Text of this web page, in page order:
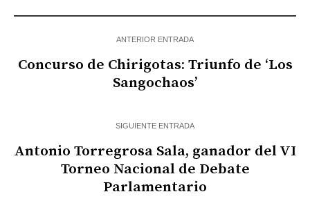
ANTERIOR ENTRADA
Concurso de Chirigotas: Triunfo de ‘Los
Sangochaos’
SIGUIENTE ENTRADA
Antonio Torregrosa Sala, ganador del VI
Torneo Nacional de Debate
Parlamentario